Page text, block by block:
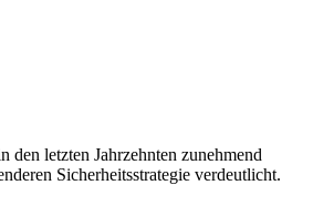
letzten Jahrzehnten zunehmend
Sicherheitsstrategie verdeutlicht.